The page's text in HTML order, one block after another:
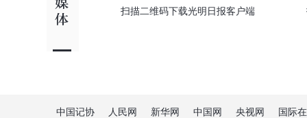
扫描二维码下载光明日报客户端
中国记协 人民网 新华网 中国网 央视网 国际